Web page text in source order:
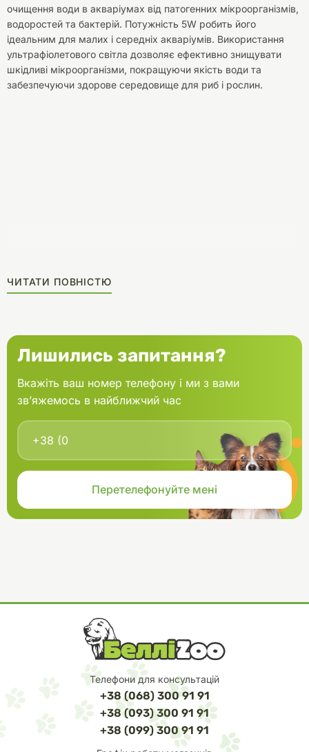
очищення води в акваріумах від патогенних мікроорганізмів,
водоростей та бактерій. Потужність 5W робить його
ідеальним для малих і середніх акваріумів. Використання
ультрафіолетового світла дозволяє ефективно знищувати
шкідливі мікроорганізми, покращуючи якість води та
забезпечуючи здорове середовище для риб і рослин.
ЧИТАТИ ПОВНІСТЮ
Лишились запитання?
Вкажіть ваш номер телефону і ми з вами
зв’яжемось в найближчий час
Телефони для консультацій
+38 (068) 300 91 91
+38 (093) 300 91 91
+38 (099) 300 91 91